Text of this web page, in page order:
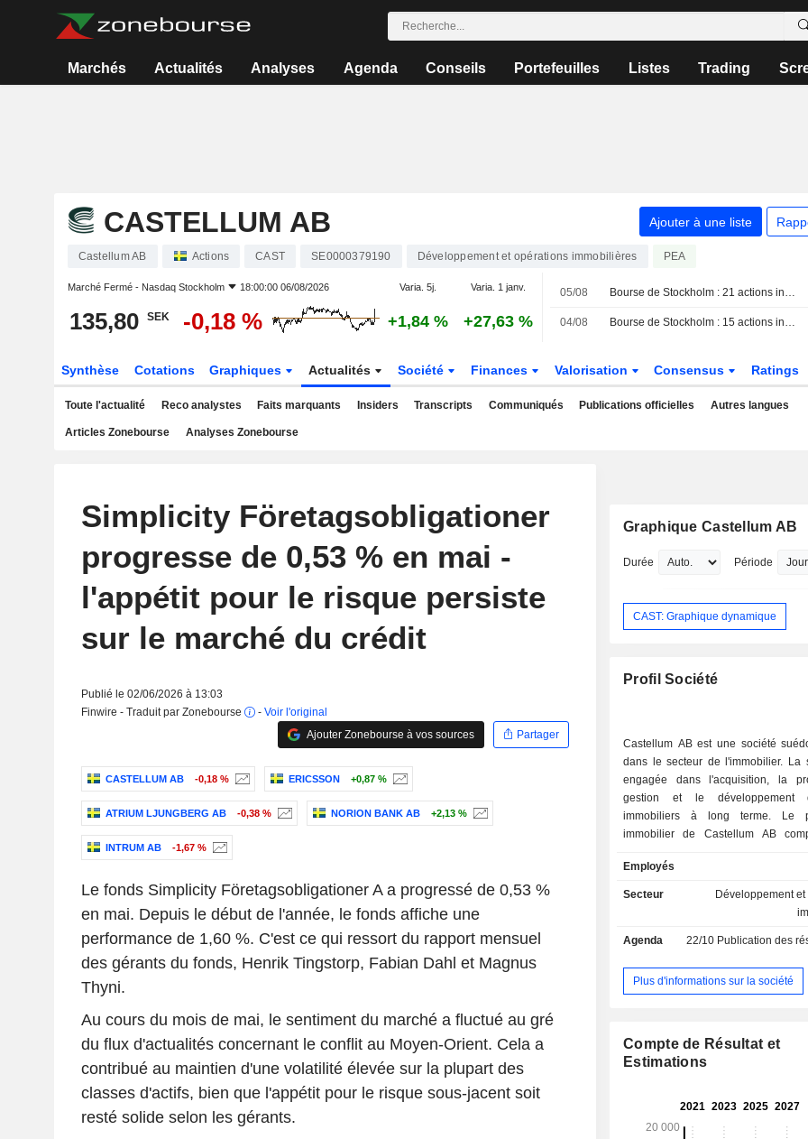
Marchés Actualités Analyses Agenda Conseils Portefeuilles Listes Trading
CASTELLUM AB Ajouter à une liste
Castellum AB Actions CAST SE0000379190 Développement et opérations immobilières PEA
Marché Fermé - Nasdaq Stockholm 18:00:00 06/08/2026 Varia. 5j. Varia. 1 janv.
135,80 SEK -0,18 % +1,84 % +27,63 %
05/08 Bourse de Stockholm : 21 actions inscrivent un nouveau plus haut sur 52 semaines ce jour
04/08 Bourse de Stockholm : 15 actions inscrivent un nouveau plus haut sur 52 semaines ce jour
Synthèse Cotations Graphiques Actualités Société Finances Valorisation Consensus Ratings
Toute l'actualité Reco analystes Faits marquants Insiders Transcripts Communiqués Publications officielles Autres langues
Articles Zonebourse Analyses Zonebourse
Simplicity Företagsobligationer
progresse de 0,53 % en mai -
l'appétit pour le risque persiste
sur le marché du crédit
Publié le 02/06/2026 à 13:03
Finwire - Traduit par Zonebourse
- Voir l'original
Ajouter Zonebourse à vos sources
Partager
CASTELLUM AB -0,18 % ERICSSON +0,87 %
ATRIUM LJUNGBERG AB -0,38 % NORION BANK AB +2,13 %
INTRUM AB -1,67 %
Le fonds Simplicity Företagsobligationer A a progressé de 0,53 %
en mai. Depuis le début de l'année, le fonds affiche une
performance de 1,60 %. C'est ce qui ressort du rapport mensuel
des gérants du fonds, Henrik Tingstorp, Fabian Dahl et Magnus
Thyni.
Au cours du mois de mai, le sentiment du marché a fluctué au gré
du flux d'actualités concernant le conflit au Moyen-Orient. Cela a
contribué au maintien d'une volatilité élevée sur la plupart des
classes d'actifs, bien que l'appétit pour le risque sous-jacent soit
resté solide selon les gérants.
Graphique Castellum AB
Durée Période
CAST: Graphique dynamique
Profil Société
Castellum AB est une société
dans le secteur de l'immobilier. La
engagée dans l'acquisition, la
gestion et le développement
immobiliers à long terme. Le
immobilier de Castellum AB
bureaux, des biens immobiliers
public, des entrepôts et des biens
logistiques, des biens immobiliers
couvrant environ 4,3 millions de
également présente dans le
coworking et des espaces de
Danemark et à Helsinki en Finlande.
Employés
Secteur
Développement
Agenda 22/10 Publication des résultats
Plus d'informations sur la société
Compte de Résultat et
Estimations